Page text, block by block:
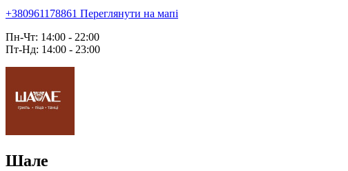
+380961178861 Переглянути на мапі
Пн-Чт: 14:00 - 22:00
Пт-Нд: 14:00 - 23:00
Шале